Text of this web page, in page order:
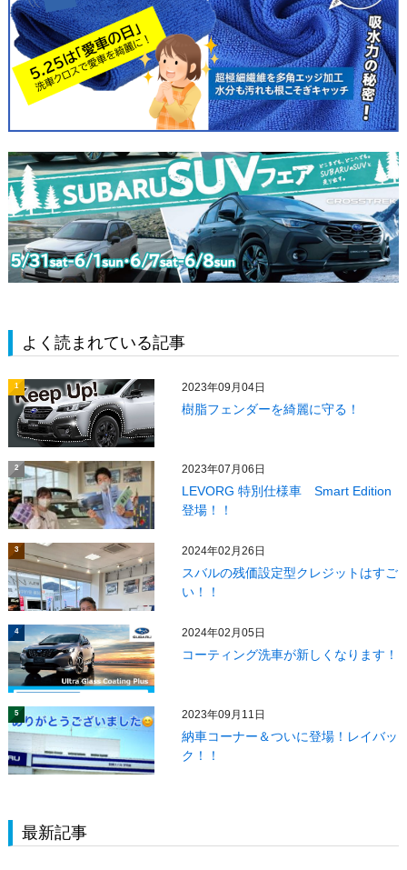
よく読まれている記事
1 2023年09月04日
樹脂フェンダーを綺麗に守る！
2 2023年07月06日
LEVORG 特別仕様車 Smart Edition
登場！！
3 2024年02月26日
スバルの残価設定型クレジットはすご
い！！
4 2024年02月05日
コーティング洗車が新しくなります！
5 2023年09月11日
納車コーナー＆ついに登場！レイバッ
ク！！
最新記事